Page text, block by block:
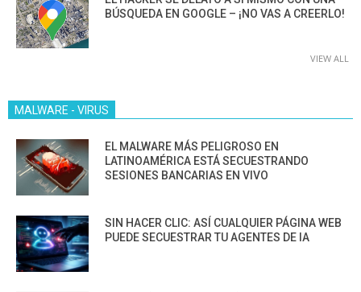
BÚSQUEDA EN GOOGLE – ¡NO VAS A CREERLO!
VIEW ALL
MALWARE - VIRUS
EL MALWARE MÁS PELIGROSO EN
LATINOAMÉRICA ESTÁ SECUESTRANDO
SESIONES BANCARIAS EN VIVO
SIN HACER CLIC: ASÍ CUALQUIER PÁGINA WEB
PUEDE SECUESTRAR TU AGENTES DE IA